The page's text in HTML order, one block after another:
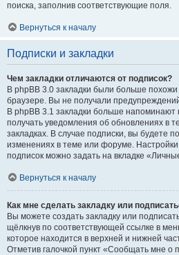
поиска, заполнив соответствующие поля.
Вернуться к началу
Подписки и закладки
Чем закладки отличаются от подписок?
В phpBB 3.0 закладки были больше
браузере. Вы не получали
В phpBB 3.1 закладки больше
получать уведомления об обновлениях в
закладках. В случае подписки, вы будете
изменениях в теме или форуме.
подписок можно задать на вкладке
Вернуться к началу
Как мне сделать закладку или
Вы можете создать закладку или
щёлкнув по соответствующей ссылке в
которое находится в верхней и нижней
Отметив галочкой пункт «Сообщать мне о